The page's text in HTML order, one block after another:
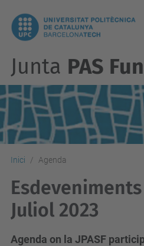
Junta PAS
Inici Agenda
Juliol 2023
Agenda on la JPASF